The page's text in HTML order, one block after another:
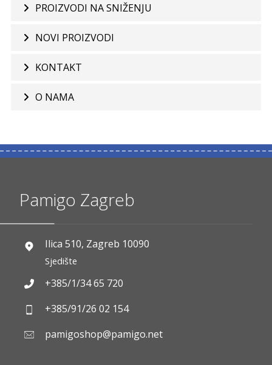
PROIZVODI NA SNIŽENJU
NOVI PROIZVODI
KONTAKT
O NAMA
Pamigo Zagreb
Ilica 510, Zagreb 10090
Sjedište
+385/1/34 65 720
+385/91/26 02 154
pamigoshop@pamigo.net